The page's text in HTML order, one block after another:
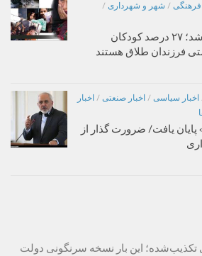
فرهنگی / شهر و شهرداری /
در گفت‌وگو با ایرنا اعلام شد؛ ۲۷ درصد کودکان
فرزندان طلاق هستند
اخبار سیاسی / اخبار صنعتی / اخبار
یافت/ ضرورت گذار از
تکذیب‌شده؛ این بار نسخه سرنگونی دولت